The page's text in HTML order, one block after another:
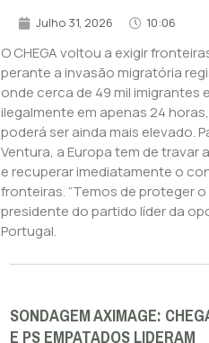
Julho 31, 2026 10:06
O CHEGA voltou a exigir
perante a invasão migratória
onde cerca de 49 mil imigrantes
ilegalmente em apenas 24
poderá ser ainda mais elevado.
Ventura, a Europa tem de travar
e recuperar imediatamente o
fronteiras. “Temos de proteger o
presidente do partido líder da
Portugal.
SONDAGEM AXIMAGE: